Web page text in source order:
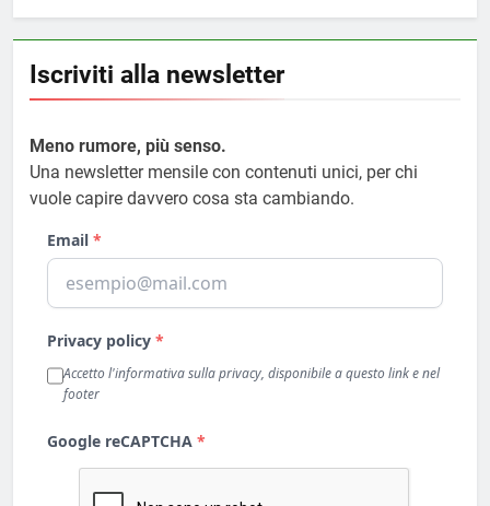
Iscriviti alla newsletter
Meno rumore, più senso.
Una newsletter mensile con contenuti unici, per chi
vuole capire davvero cosa sta cambiando.